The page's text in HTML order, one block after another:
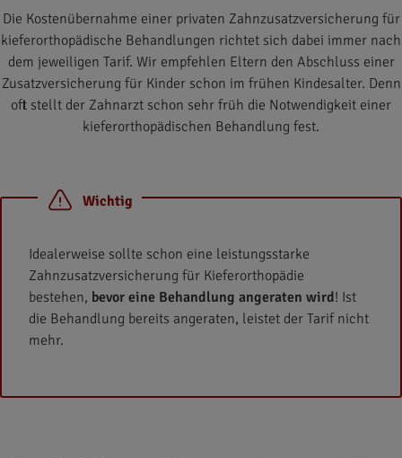
Die Kostenübernahme einer privaten Zahnzusatzversicherung für
kieferorthopädische Behandlungen richtet sich dabei immer nach
dem jeweiligen Tarif. Wir empfehlen Eltern den Abschluss einer
Zusatzversicherung für Kinder schon im frühen Kindesalter. Denn
oft stellt der Zahnarzt schon sehr früh die Notwendigkeit einer
kieferorthopädischen Behandlung fest.
Wichtig
Idealerweise sollte schon eine leistungsstarke
Zahnzusatzversicherung für Kieferorthopädie
bestehen, bevor eine Behandlung angeraten wird! Ist
die Behandlung bereits angeraten, leistet der Tarif nicht
mehr.